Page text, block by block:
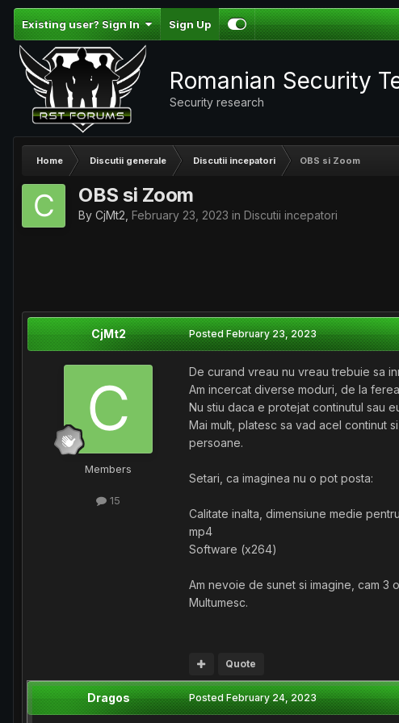
Existing user? Sign In Sign Up
Romanian Security
Security research
Home Discutii generale Discutii incepatori OBS si Zoom
OBS si Zoom
By CjMt2 February 23, 2023 in Discutii incepatori
CjMt2
Members
15
PostedFebruary 23, 2023
De curand vreau nu vreau trebuie sa
Am incercat diverse moduri, de la
Nu stiu daca e protejat continutul sau
Mai mult, platesc sa vad acel continut
persoane.
Setari, ca imaginea nu o pot posta:
Calitate inalta, dimensiune medie
mp4
Software (x264)
Am nevoie de sunet si imagine, cam 3
Multumesc.
Quote
Dragos PostedFebruary 24, 2023